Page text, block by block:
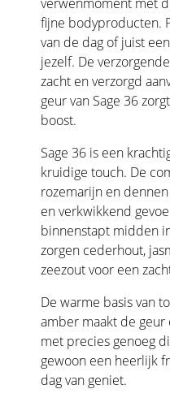
fijne bodyproducten.
van de dag of juist
jezelf. De
zacht en verzorgd
geur van Sage 36
boost.
Sage 36 is een
kruidige touch. De
rozemarijn en
en verkwikkend
binnenstapt midden
zorgen cederhout,
zeezout voor een
De warme basis van
amber maakt de
met precies genoeg
gewoon een heerlijk
dag van geniet.